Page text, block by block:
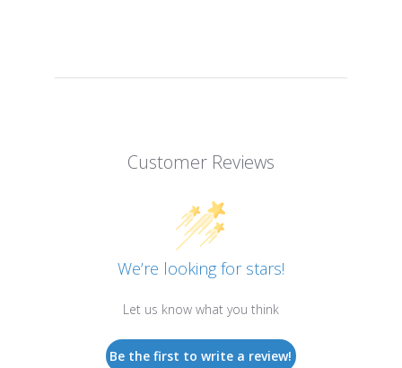
Customer Reviews
We’re looking for stars!
Let us know what you think
Be the first to write a review!